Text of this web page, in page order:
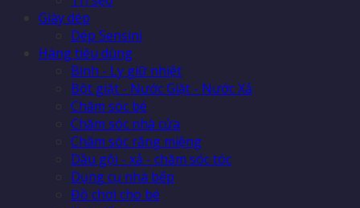
Giày dép
Dép Sensini
Hàng tiêu dùng
Bình - Ly giữ nhiệt
Bột giặt - Nước Giặt - Nước Xả
Chăm sóc bé
Chăm sóc nhà cửa
Chăm sóc răng miệng
Dầu gội - xả - chăm sóc tóc
Dụng cụ nhà bếp
Đồ chơi cho bé